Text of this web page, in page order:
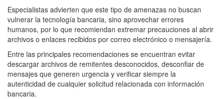
Especialistas advierten que este tipo de amenazas no buscan
vulnerar la tecnología bancaria, sino aprovechar errores
humanos, por lo que recomiendan extremar precauciones al abrir
archivos o enlaces recibidos por correo electrónico o mensajería.
Entre las principales recomendaciones se encuentran evitar
descargar archivos de remitentes desconocidos, desconfiar de
mensajes que generen urgencia y verificar siempre la
autenticidad de cualquier solicitud relacionada con información
bancaria.